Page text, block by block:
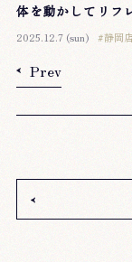
体を動かしてリフ
2025.12.7 (sun) #静岡
Prev